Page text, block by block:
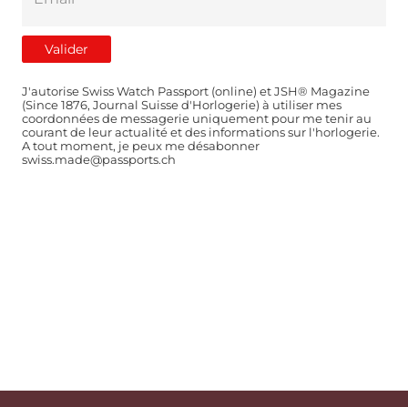
J'autorise Swiss Watch Passport (online) et JSH® Magazine
(Since 1876, Journal Suisse d'Horlogerie) à utiliser mes
coordonnées de messagerie uniquement pour me tenir au
courant de leur actualité et des informations sur l'horlogerie.
A tout moment, je peux me désabonner
swiss.made@passports.ch